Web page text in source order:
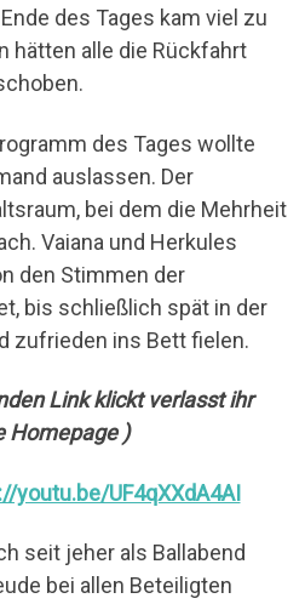
des Tages kam viel zu
hätten alle die Rückfahrt
des Tages wollte
auslassen. Der
bei dem die Mehrheit
Vaiana und Herkules
den Stimmen der
bis schließlich spät in der
zufrieden ins Bett fielen.
Link klickt verlasst ihr
Homepage )
youtu.be/UF4qXXdA4AI
seit jeher als Ballabend
bei allen Beteiligten